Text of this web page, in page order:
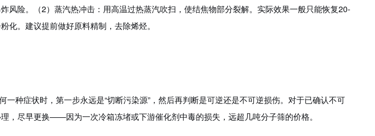
风险。
（2）蒸汽热冲击： 用高温过热蒸汽吹扫，使结焦物部分裂解。实际效果一般只能恢复20-
化。建议提前做好原料精制，去除烯烃。
种症状时，第一步永远是“切断污染源” ，然后再判断是可逆还是不可逆损伤。对于已确认不可
，尽早更换——因为一次冷箱冻堵或下游催化剂中毒的损失，远超几吨分子筛的价格。